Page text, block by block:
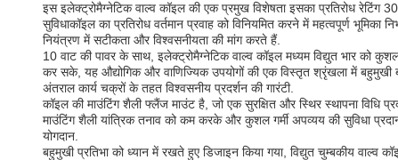
इस इलेक्ट्रोमैग्नेटिक वाल्व कॉइल की एक प्रमुख विशेषता इसका प्रतिरोध रेटिंग
सुविधाकॉइल का प्रतिरोध वर्तमान प्रवाह को विनियमित करने में महत्वपूर्ण
नियंत्रण में सटीकता और विश्वसनीयता की मांग करते हैं.
10 वाट की पावर के साथ, इलेक्ट्रोमैग्नेटिक वाल्व कॉइल मध्यम विद्युत भार को
कर सके, यह औद्योगिक और वाणिज्यिक उपयोगों की एक विस्तृत श्रृंखला में बहुमुखी
अंतराल कार्य चक्रों के तहत विश्वसनीय प्रदर्शन की गारंटी.
कॉइल की माउंटिंग शैली फ्लैंज माउंट है, जो एक सुरक्षित और स्थिर स्थापना
माउंटिंग शैली यांत्रिक तनाव को कम करके और कुशल गर्मी अपव्यय की सुविधा
योगदान.
बहुमुखी प्रतिभा को ध्यान में रखते हुए डिजाइन किया गया, विद्युत चुम्बकीय